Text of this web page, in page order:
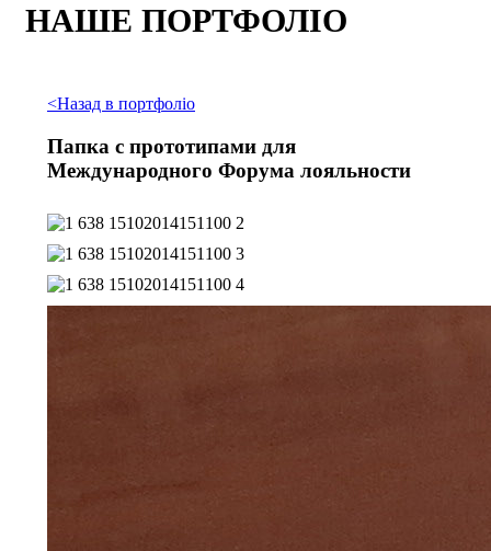
НАШЕ ПОРТФОЛІО
<Назад в портфоліо
Папка с прототипами для
Международного Форума лояльности